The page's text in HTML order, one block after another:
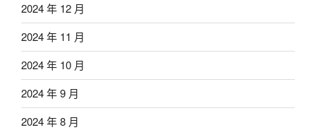
2024 年 12 月
2024 年 11 月
2024 年 10 月
2024 年 9 月
2024 年 8 月